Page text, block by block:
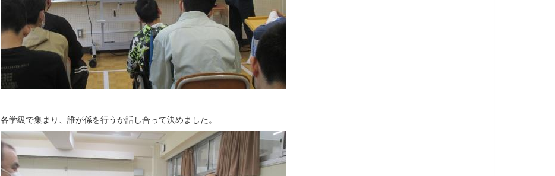
各学級で集まり、誰が係を行うか話し合って決めました。